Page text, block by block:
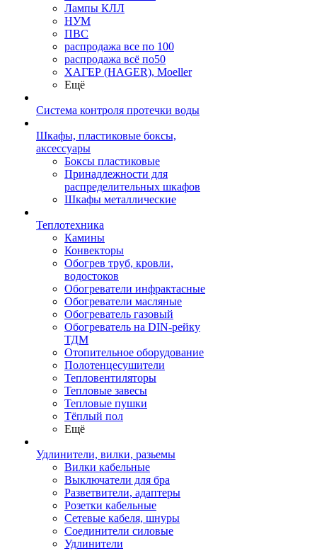
Лампы КЛЛ
НУМ
ПВС
распродажа все по 100
распродажа всё по50
ХАГЕР (HAGER), Moeller
Ещё
Система контроля протечки воды
Шкафы, пластиковые боксы,
аксессуары
Боксы пластиковые
Принадлежности для
распределительных шкафов
Шкафы металлические
Теплотехника
Камины
Конвекторы
Обогрев труб, кровли,
водостоков
Обогреватели инфрактасные
Обогреватели масляные
Обогреватель газовый
Обогреватель на DIN-рейку
ТДМ
Отопительное оборудование
Полотенцесушители
Тепловентиляторы
Тепловые завесы
Тепловые пушки
Тёплый пол
Ещё
Удлинители, вилки, разьемы
Вилки кабельные
Выключатели для бра
Разветвители, адаптеры
Розетки кабельные
Сетевые кабеля, шнуры
Соединители силовые
Удлинители